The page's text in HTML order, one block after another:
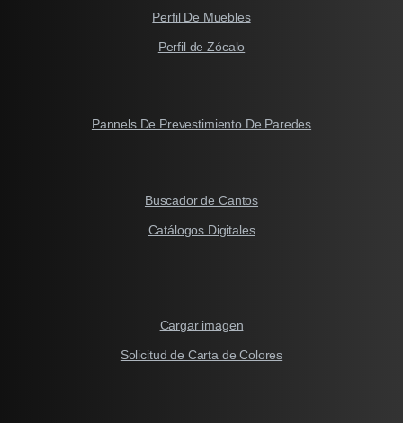
Perfil De Muebles
Perfil de Zócalo
Pannels De Prevestimiento De Paredes
Buscador de Cantos
Catálogos Digitales
Cargar imagen
Solicitud de Carta de Colores